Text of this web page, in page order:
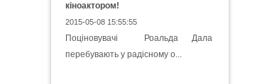
кіноактором!
2015-05-08 15:55:55
Поціновувачі Роальда Дала
перебувають у радісному о...